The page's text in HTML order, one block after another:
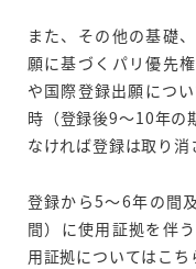
また、その他の基礎
願に基づくパリ優先
や国際登録出願につ
時（登録後9～10年の
なければ登録は取り消
登録から5～6年の間
間）に使用証拠を伴
用証拠についてはこち